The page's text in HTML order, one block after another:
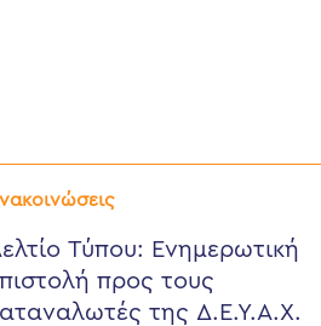
Τύπου: Eνημερωτική
προς τους
της Δ.Ε.Υ.Α.Χ.